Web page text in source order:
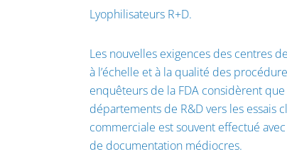
Lyophilisateurs R+D.
Les nouvelles exigences des centres
à l’échelle et à la qualité des
enquêteurs de la FDA considèrent
départements de R&D vers les essais
commerciale est souvent effectué
de documentation médiocres.